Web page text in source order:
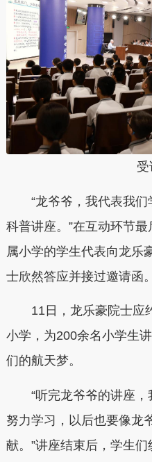
受
“龙爷爷，我代表我们
科普讲座。”在互动环节
属小学的学生代表向龙乐
士欣然答应并接过邀请函。
11日，龙乐豪院士应
小学，为200余名小学生
们的航天梦。
“听完龙爷爷的讲座，
努力学习，以后也要像龙
献。”讲座结束后，学生